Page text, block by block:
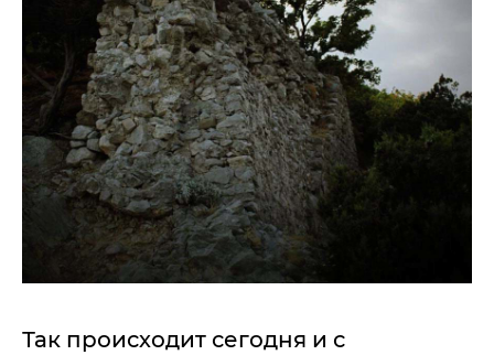
Так происходит сегодня и с